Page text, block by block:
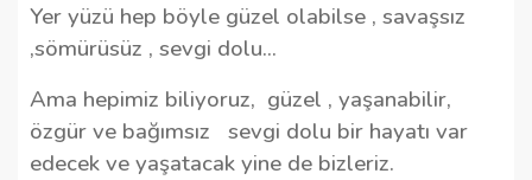
Yer yüzü hep böyle güzel olabilse , savaşsız
,sömürüsüz , sevgi dolu...
Ama hepimiz biliyoruz, güzel , yaşanabilir,
özgür ve bağımsız
sevgi dolu bir hayatı var
edecek ve yaşatacak yine de bizleriz.